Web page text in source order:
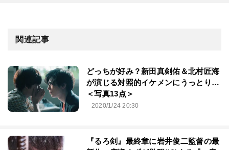
関連記事
どっちが好み？新田真剣佑＆北村匠海
が演じる対照的イケメンにうっとり…
＜写真13点＞
2020/1/24 20:30
『るろ剣』最終章に岩井俊二監督の最